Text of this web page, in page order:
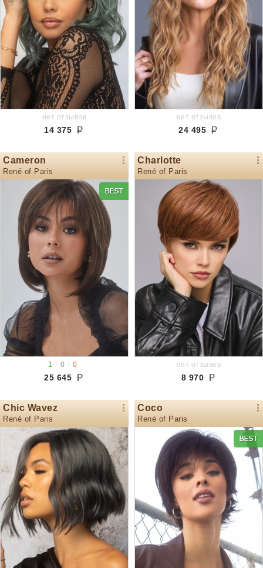
нет отзывов
14 375
нет отзывов
24 495
Cameron
René of Paris
1 ↑0 ↓0
25 645
Charlotte
René of Paris
нет отзывов
8 970
Chic Wavez
René of Paris
Coco
René of Paris